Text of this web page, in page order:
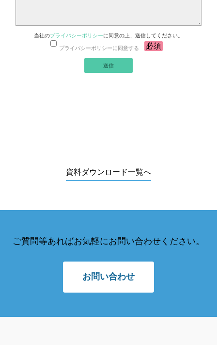
当社のプライバシーポリシーに同意の上、送信してください。
プライバシーポリシーに同意する
資料ダウンロード一覧へ
ご質問等あればお気軽にお問い合わせください。
お問い合わせ